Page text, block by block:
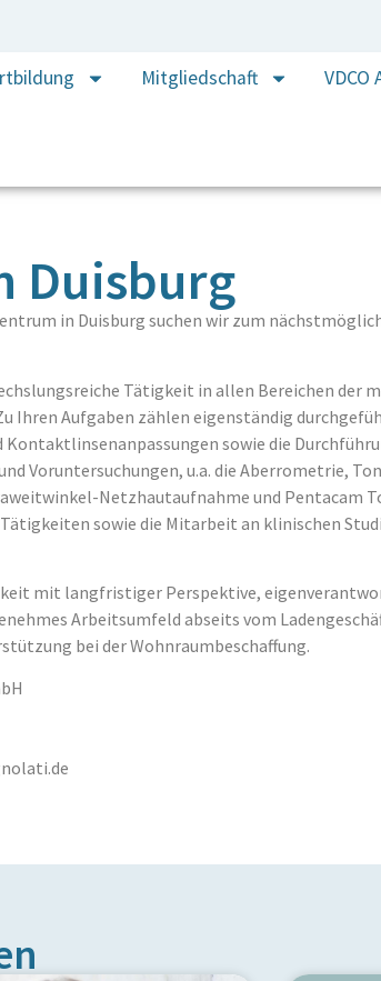
Mitgliedschaft VDCO
Duisburg
in Duisburg suchen wir zum
Tätigkeit in allen Bereichen der
Ihren Aufgaben zählen eigenständig
Kontaktlinsenanpassungen sowie die
Voruntersuchungen, u.a. die Aberrometrie,
Netzhautaufnahme und Pentacam
sowie die Mitarbeit an klinischen
mit langfristiger Perspektive,
Arbeitsumfeld abseits vom
bei der Wohnraumbeschaffung.